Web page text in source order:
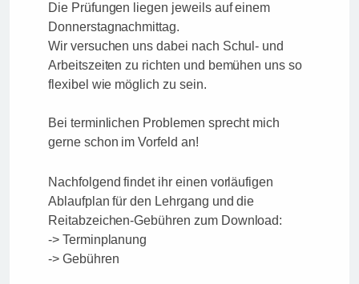
Die Prüfungen liegen jeweils auf einem
Donnerstagnachmittag.
Wir versuchen uns dabei nach Schul- und
Arbeitszeiten zu richten und bemühen uns so
flexibel wie möglich zu sein.
Bei terminlichen Problemen sprecht mich
gerne schon im Vorfeld an!
Nachfolgend findet ihr einen vorläufigen
Ablaufplan für den Lehrgang und die
Reitabzeichen-Gebühren zum Download:
-> Terminplanung
-> Gebühren